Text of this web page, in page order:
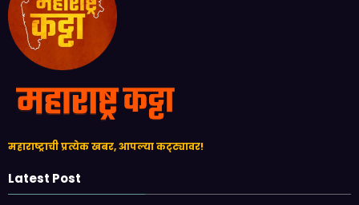
महाराष्ट्राची प्रत्येक खबर, आपल्या कट्ट्यावर!
Latest Post